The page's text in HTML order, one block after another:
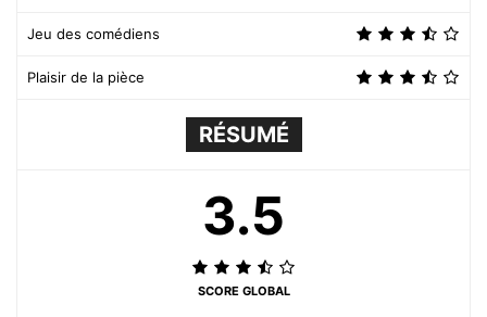
Jeu des comédiens
Plaisir de la pièce
RÉSUMÉ
3.5
SCORE GLOBAL